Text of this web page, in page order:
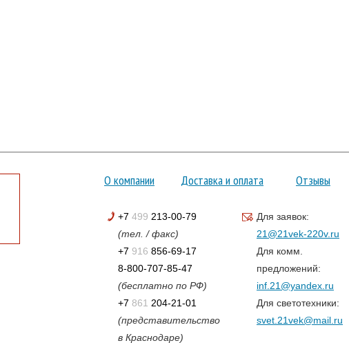
О компании Доставка и оплата Отзывы
+7 499 213-00-79
(тел. / факс)
+7 916 856-69-17
8-800-707-85-47
(бесплатно по РФ)
+7 861 204-21-01
(представительство
в Краснодаре)
Для заявок:
21@21vek-220v.ru
Для комм.
предложений:
inf.21@yandex.ru
Для светотехники:
svet.21vek@mail.ru